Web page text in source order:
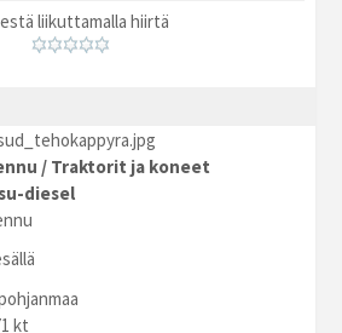
liikuttamalla hiirtä
/ Traktorit ja koneet
diesel
kt